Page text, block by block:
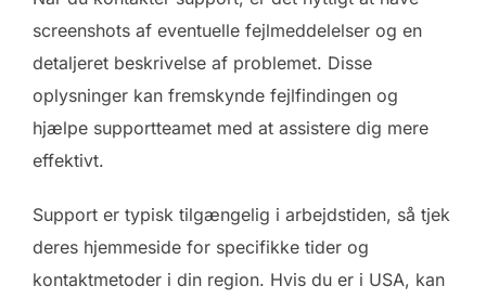
screenshots af eventuelle fejlmeddelelser og en
detaljeret beskrivelse af problemet. Disse
oplysninger kan fremskynde fejlfindingen og
hjælpe supportteamet med at assistere dig mere
effektivt.
Support er typisk tilgængelig i arbejdstiden, så tjek
deres hjemmeside for specifikke tider og
kontaktmetoder i din region. Hvis du er i USA, kan